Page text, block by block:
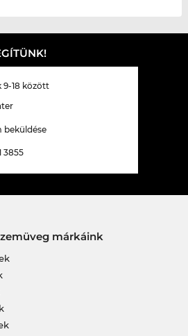
9-18 között
beküldése
3855
márkáink